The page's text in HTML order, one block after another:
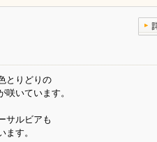
とりどりの
咲いています。
サルビアも
ます。